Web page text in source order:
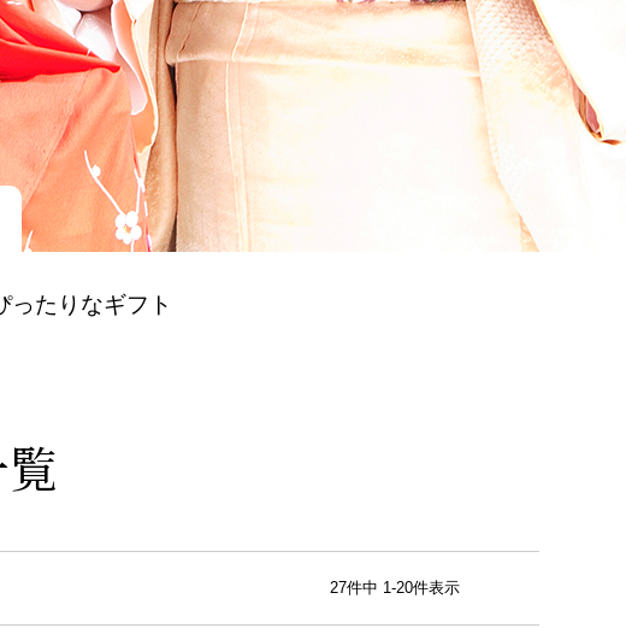
ったりなギフト
27件中 1-20件表示